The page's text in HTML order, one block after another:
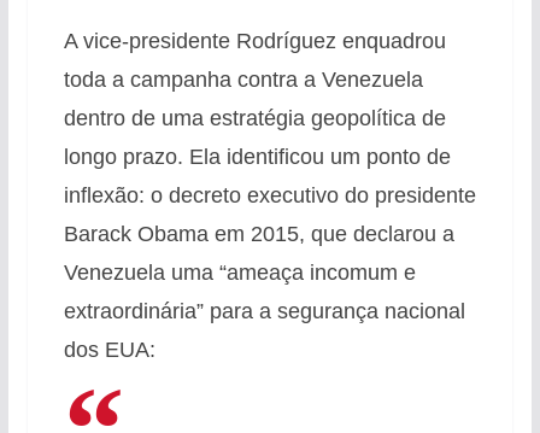
A vice-presidente Rodríguez enquadrou
toda a campanha contra a Venezuela
dentro de uma estratégia geopolítica de
longo prazo. Ela identificou um ponto de
inflexão: o decreto executivo do presidente
Barack Obama em 2015, que declarou a
Venezuela uma “ameaça incomum e
extraordinária” para a segurança nacional
dos EUA: